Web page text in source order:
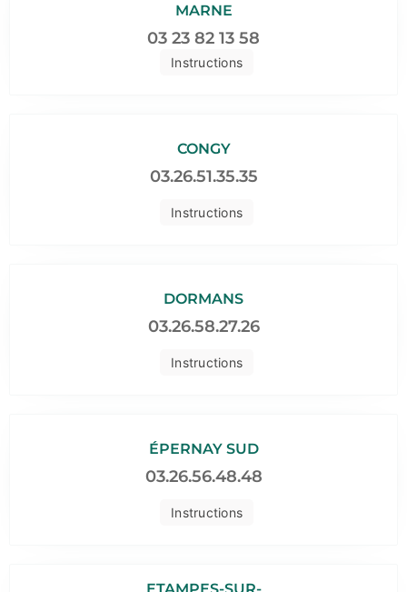
Instructions
MARNE
03 23 82 13 58
Instructions
CONGY
03.26.51.35.35
Instructions
DORMANS
03.26.58.27.26
Instructions
ÉPERNAY SUD
03.26.56.48.48